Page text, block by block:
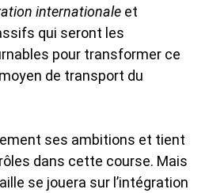
internationale et
qui seront les
pour transformer ce
de transport du
ses ambitions et tient
dans cette course. Mais
se jouera sur l’intégration